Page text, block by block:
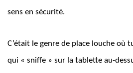
sens en sécurité.
C’était le genre de place louche où
qui « sniffe » sur la tablette au-